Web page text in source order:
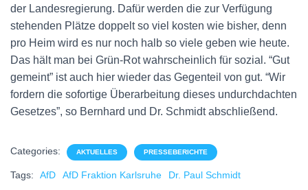
der Landesregierung. Dafür werden die zur Verfügung
stehenden Plätze doppelt so viel kosten wie bisher, denn
pro Heim wird es nur noch halb so viele geben wie heute.
Das hält man bei Grün-Rot wahrscheinlich für sozial. “Gut
gemeint” ist auch hier wieder das Gegenteil von gut. “Wir
fordern die sofortige Überarbeitung dieses undurchdachten
Gesetzes”, so Bernhard und Dr. Schmidt abschließend.
Categories: AKTUELLES PRESSEBERICHTE
Tags: AfD AfD Fraktion Karlsruhe
Dr. Paul Schmidt